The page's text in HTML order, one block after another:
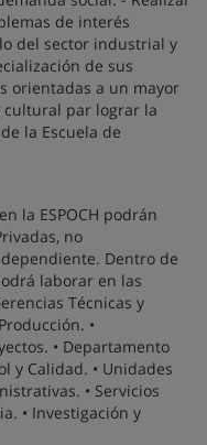
de interés
del sector industrial y
de sus
orientadas a un mayor
cultural par lograr la
la Escuela de
la ESPOCH podrán
no
Dentro de
laborar en las
Técnicas y
•
• Departamento
y Calidad. • Unidades
• Servicios
• Investigación y